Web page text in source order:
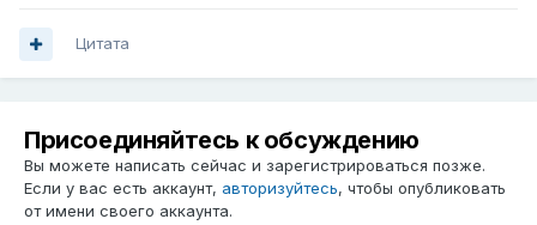
Цитата
Присоединяйтесь к обсуждению
Вы можете написать сейчас и зарегистрироваться позже.
Если у вас есть аккаунт, авторизуйтесь, чтобы опубликовать
от имени своего аккаунта.